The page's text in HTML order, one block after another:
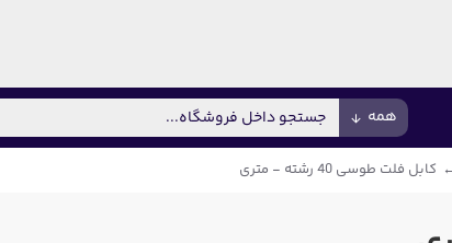
همه
کابل فلت طوسی 40 رشته - متری